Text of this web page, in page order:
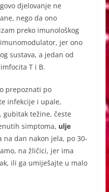
djelovanje ne
nego da ono
preko imunološkog
jer ono
sustava, a jedan od
T i B.
prepoznati po
infekcije i upale,
težine, česte
simptoma, ulje
dan nakon jela, po 30-
na žličici, jer ima
ili ga umiješajte u malo